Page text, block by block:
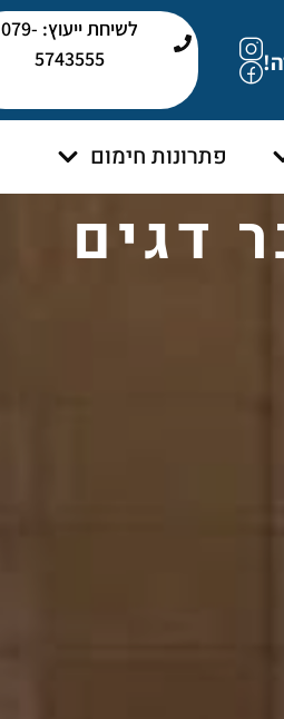
לשיחת ייעוץ: 079-
5743555
פתרונות חימום
דגים